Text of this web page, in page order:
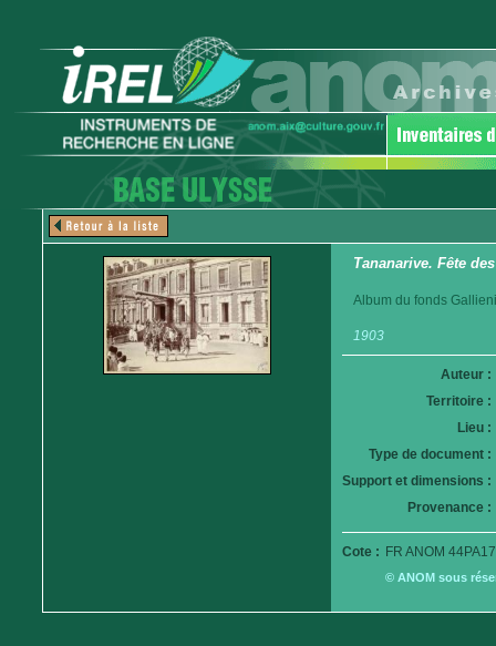
Tananarive. Fête
Album du fonds
1903
Auteur :
Territoire :
Lieu :
Type de document :
Support et dimensions :
Provenance :
Cote : FR ANOM
© ANOM sous